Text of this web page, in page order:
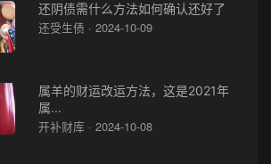
还阴债需什么方法如何确认还好了
还受生债 · 2024-10-09
属羊的财运改运方法，这是2021年
属...
开补财库 · 2024-10-08